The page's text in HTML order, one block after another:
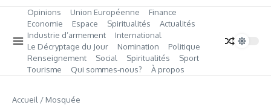
Opinions Union Européenne
Finance
Economie
Espace Spiritualités
Actualités
Industrie d’armement
International
Le Décryptage du Jour
Nomination
Politique
Renseignement
Social Spiritualités
Sport
Tourisme
Qui sommes‑nous? À propos
Accueil / Mosquée